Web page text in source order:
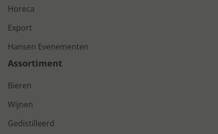
Horeca
Export
Hansen Evenementen
Assortiment
Bieren
Wijnen
Gedistilleerd